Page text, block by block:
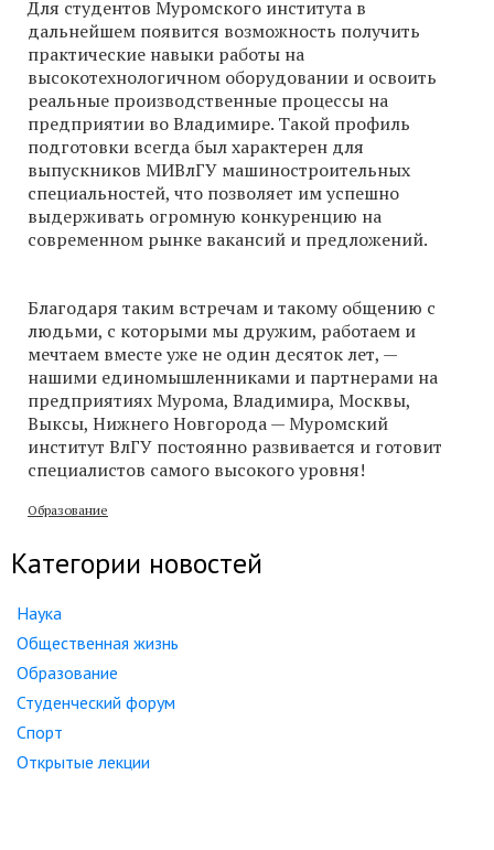
Для студентов Муромского института в
дальнейшем появится возможность получить
практические навыки работы на
высокотехнологичном оборудовании и освоить
реальные производственные процессы на
предприятии во Владимире. Такой профиль
подготовки всегда был характерен для
выпускников МИВлГУ машиностроительных
специальностей, что позволяет им успешно
выдерживать огромную конкуренцию на
современном рынке вакансий и предложений.
Благодаря таким встречам и такому общению с
людьми, с которыми мы дружим, работаем и
мечтаем вместе уже не один десяток лет, —
нашими единомышленниками и партнерами на
предприятиях Мурома, Владимира, Москвы,
Выксы, Нижнего Новгорода — Муромский
институт ВлГУ постоянно развивается и готовит
специалистов самого высокого уровня!
Образование
Категории новостей
Наука
Общественная жизнь
Образование
Студенческий форум
Спорт
Открытые лекции